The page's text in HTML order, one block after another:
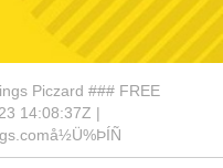
Piczard ### FREE
14:08:37Z |